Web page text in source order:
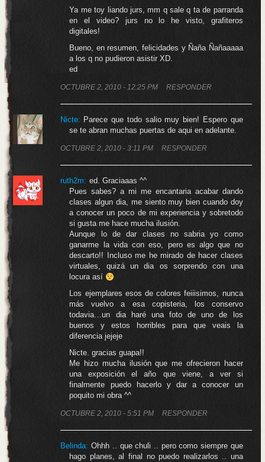
Ya me toy liando jurs, mm q sale q ta de parranda
en el video? jurs no lo he visto, grafiteros
digitales!
Bueno, en resumen, felicidades y Ñaña Ñañaaaaa
a los q no pudieron asistir XD.
ed
OCTUBRE 2, 2010 - 12:25 PM RESPONDER
Nicte: Parece que todo salio muy bien! Espero que
se te abran muchas puertas de aqui en adelante.
OCTUBRE 2, 2010 - 3:11 PM RESPONDER
ruth2m: ed. Graciaaas ^^
Pues sabes? a mi me encantaria acabar dando
clases algun dia, me siento muy bien cuando doy
a conocer un poco de mi experiencia y sobretodo
si gusta me hace mucha ilusión.
Aunque lo de dar clases no sabria yo como
ganarme la vida con eso, pero es algo que no
descarto!! Incluso me he mirado de hacer clases
virtuales, quizá un dia os sorprendo con una
locura así
Los ejemplares esos de colores feiiisimos, nunca
más vuelvo a esa copisteria, los conservo
todavia…un dia haré una foto de uno de los
buenos y estos horribles para que veais la
diferencia jejeje
Nicte. gracias guapa!!
Me hizo mucha ilusión que me ofrecieron hacer
una exposición el año que viene, a ver si
finalmente puedo hacerlo y dar a conocer un
poquito mi obra ^^
OCTUBRE 2, 2010 - 5:51 PM RESPONDER
Belinda: Ohhh .. que chuli .. pero como siempre que
hago planes, al final no puedo realizarlos .. una